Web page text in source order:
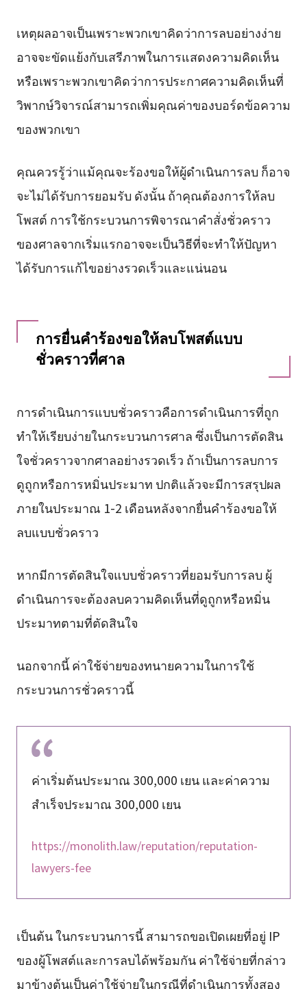
เหตุผลอาจเป็นเพราะพวกเขาคิดว่าการลบอย่างง่าย
อาจจะขัดแย้งกับเสรีภาพในการแสดงความคิดเห็น
หรือเพราะพวกเขาคิดว่าการประกาศความคิดเห็นที่
วิพากษ์วิจารณ์สามารถเพิ่มคุณค่าของบอร์ดข้อความ
ของพวกเขา
คุณควรรู้ว่าแม้คุณจะร้องขอให้ผู้ดำเนินการลบ ก็อาจ
จะไม่ได้รับการยอมรับ ดังนั้น ถ้าคุณต้องการให้ลบ
โพสต์ การใช้กระบวนการพิจารณาคำสั่งชั่วคราว
ของศาลจากเริ่มแรกอาจจะเป็นวิธีที่จะทำให้ปัญหา
ได้รับการแก้ไขอย่างรวดเร็วและแน่นอน
การยื่นคำร้องขอให้ลบโพสต์แบบ
ชั่วคราวที่ศาล
การดำเนินการแบบชั่วคราวคือการดำเนินการที่ถูก
ทำให้เรียบง่ายในกระบวนการศาล ซึ่งเป็นการตัดสิน
ใจชั่วคราวจากศาลอย่างรวดเร็ว ถ้าเป็นการลบการ
ดูถูกหรือการหมิ่นประมาท ปกติแล้วจะมีการสรุปผล
ภายในประมาณ 1-2 เดือนหลังจากยื่นคำร้องขอให้
ลบแบบชั่วคราว
หากมีการตัดสินใจแบบชั่วคราวที่ยอมรับการลบ ผู้
ดำเนินการจะต้องลบความคิดเห็นที่ดูถูกหรือหมิ่น
ประมาทตามที่ตัดสินใจ
นอกจากนี้ ค่าใช้จ่ายของทนายความในการใช้
กระบวนการชั่วคราวนี้
ค่าเริ่มต้นประมาณ 300,000 เยน และค่าความ
สำเร็จประมาณ 300,000 เยน
https://monolith.law/reputation/reputation-
lawyers-fee
เป็นต้น ในกระบวนการนี้ สามารถขอเปิดเผยที่อยู่ IP
ของผู้โพสต์และการลบได้พร้อมกัน ค่าใช้จ่ายที่กล่าว
มาข้างต้นเป็นค่าใช้จ่ายในกรณีที่ดำเนินการทั้งสอง